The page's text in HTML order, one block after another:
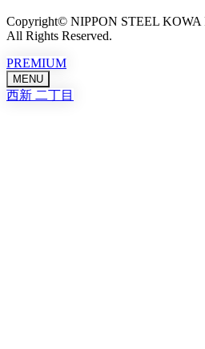
Copyright© NIPPON STEEL
All Rights Reserved.
PREMIUM
MENU
西新 二丁目